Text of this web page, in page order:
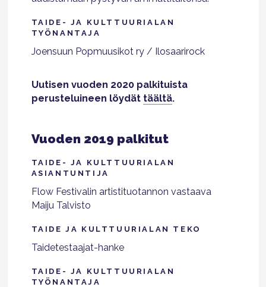
TAIDE- JA KULTTUURIALAN
TYÖNANTAJA
Joensuun Popmuusikot ry / Ilosaarirock
Uutisen vuoden 2020 palkituista
perusteluineen löydät täältä.
Vuoden 2019 palkitut
TAIDE- JA KULTTUURIALAN
ASIANTUNTIJA
Flow Festivalin artistituotannon vastaava
Maiju Talvisto
TAIDE JA KULTTUURIALAN TEKO
Taidetestaajat-hanke
TAIDE- JA KULTTUURIALAN
TYÖNANTAJA